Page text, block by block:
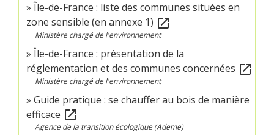
Île-de-France : liste des communes situées en
zone sensible (en annexe 1) open_in_new
Ministère chargé de l'environnement
Île-de-France : présentation de la
réglementation et des communes concernées open_in_new
Ministère chargé de l'environnement
Guide pratique : se chauffer au bois de manière
efficace open_in_new
Agence de la transition écologique (Ademe)